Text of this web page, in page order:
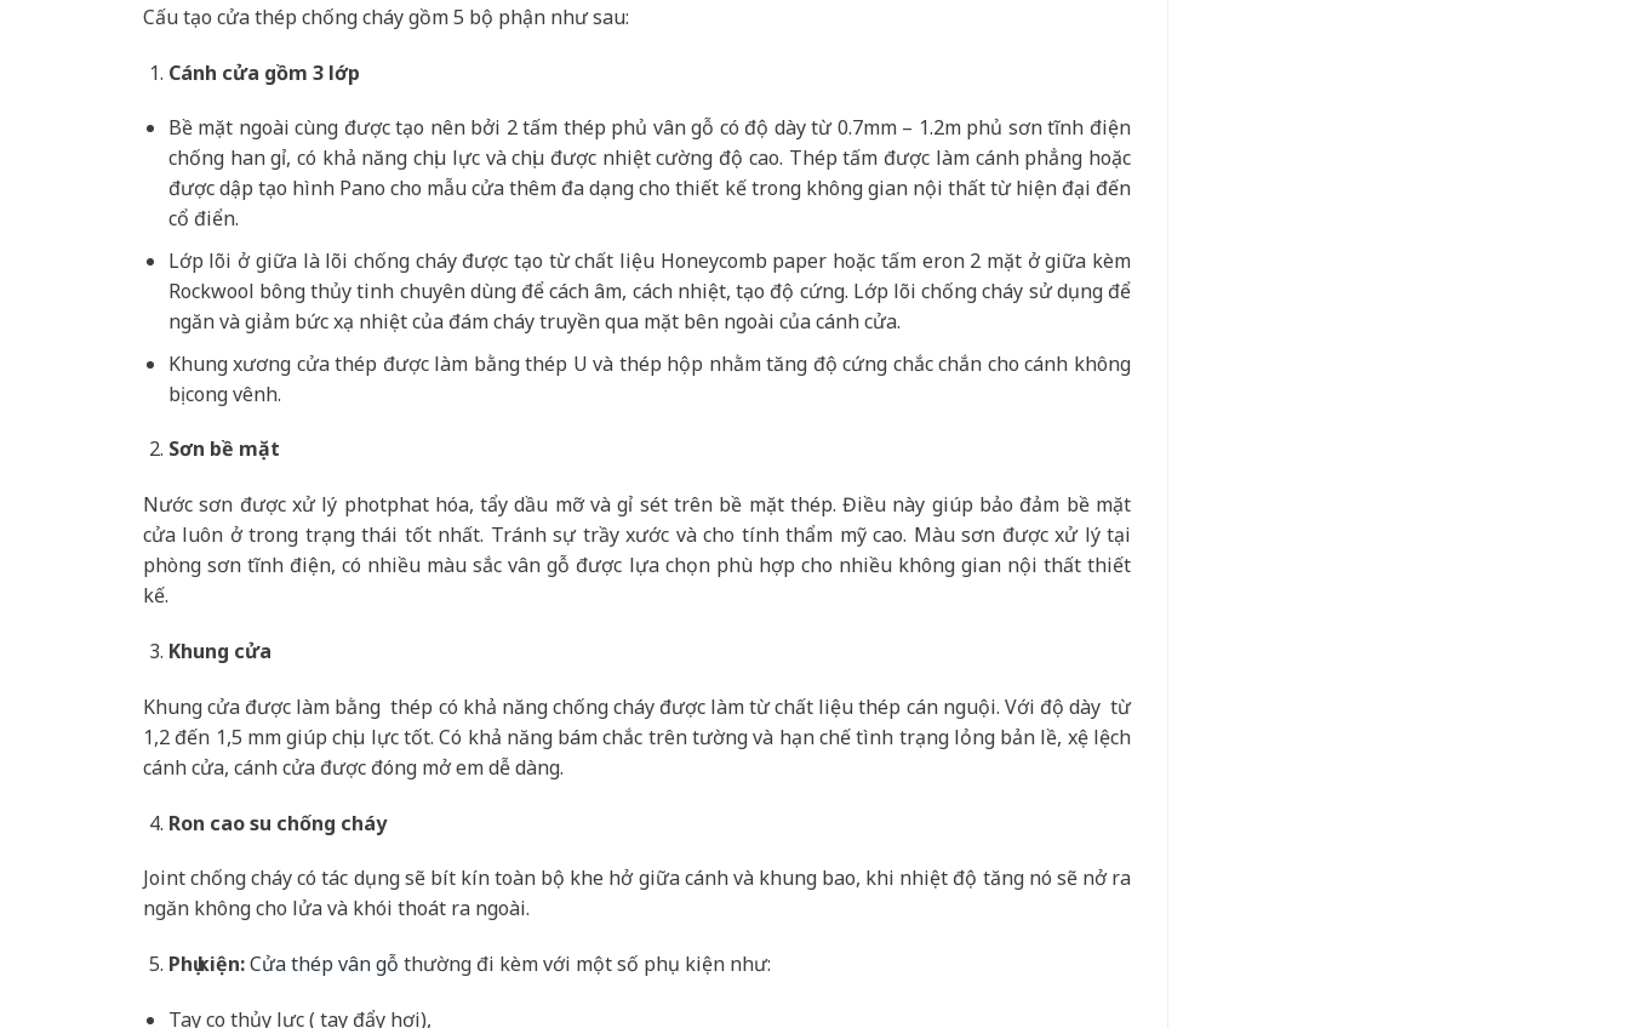
Cấu tạo cửa thép chống cháy gồm 5 bộ phận như sau:
Cánh cửa gồm 3 lớp
Bề mặt ngoài cùng được tạo nên bởi 2 tấm thép phủ vân gỗ có độ dày từ 0.7mm – 1.2m phủ sơn tĩnh điện
chống han gỉ, có khả năng chịu lực và chịu được nhiệt cường độ cao. Thép tấm được làm cánh phẳng hoặc
được dập tạo hình Pano cho mẫu cửa thêm đa dạng cho thiết kế trong không gian nội thất từ hiện đại đến
cổ điển.
Lớp lõi ở giữa là lõi chống cháy được tạo từ chất liệu Honeycomb paper hoặc tấm eron 2 mặt ở giữa kèm
Rockwool bông thủy tinh chuyên dùng để cách âm, cách nhiệt, tạo độ cứng. Lớp lõi chống cháy sử dụng để
ngăn và giảm bức xạ nhiệt của đám cháy truyền qua mặt bên ngoài của cánh cửa.
Khung xương cửa thép được làm bằng thép U và thép hộp nhằm tăng độ cứng chắc chắn cho cánh không
bị cong vênh.
Sơn bề mặt
Nước sơn được xử lý photphat hóa, tẩy dầu mỡ và gỉ sét trên bề mặt thép. Điều này giúp bảo đảm bề mặt
cửa luôn ở trong trạng thái tốt nhất. Tránh sự trầy xước và cho tính thẩm mỹ cao. Màu sơn được xử lý tại
phòng sơn tĩnh điện, có nhiều màu sắc vân gỗ được lựa chọn phù hợp cho nhiều không gian nội thất thiết
kế.
Khung cửa
Khung cửa được làm bằng thép có khả năng chống cháy được làm từ chất liệu thép cán nguội. Với độ dày từ
1,2 đến 1,5 mm giúp chịu lực tốt. Có khả năng bám chắc trên tường và hạn chế tình trạng lỏng bản lề, xệ lệch
cánh cửa, cánh cửa được đóng mở em dễ dàng.
Ron cao su chống cháy
Joint chống cháy có tác dụng sẽ bít kín toàn bộ khe hở giữa cánh và khung bao, khi nhiệt độ tăng nó sẽ nở ra
ngăn không cho lửa và khói thoát ra ngoài.
Phụ kiện:Cửa thép vân gỗ thường đi kèm với một số phụ kiện như:
Tay co thủy lực ( tay đẩy hơi),